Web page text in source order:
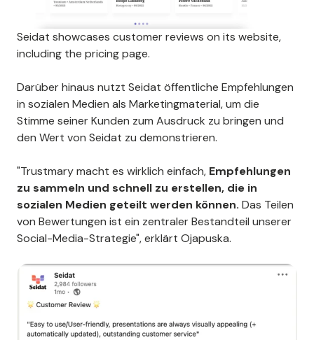
Seidat showcases customer reviews on its website,
including the pricing page.
Darüber hinaus nutzt Seidat öffentliche Empfehlungen
in sozialen Medien als Marketingmaterial, um die
Stimme seiner Kunden zum Ausdruck zu bringen und
den Wert von Seidat zu demonstrieren.
"Trustmary macht es wirklich einfach, Empfehlungen
zu sammeln und schnell zu erstellen, die in
sozialen Medien geteilt werden können. Das Teilen
von Bewertungen ist ein zentraler Bestandteil unserer
Social-Media-Strategie", erklärt Ojapuska.